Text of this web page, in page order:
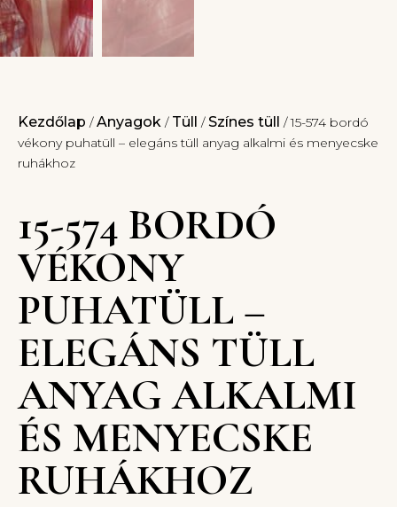
Kezdőlap /Anyagok / Tüll /Színes tüll / 15-574 bordó
vékony puhatüll – elegáns tüll anyag alkalmi és menyecske
ruhákhoz
15-574 BORDÓ
VÉKONY
PUHATÜLL –
ELEGÁNS TÜLL
ANYAG ALKALMI
ÉS MENYECSKE
RUHÁKHOZ